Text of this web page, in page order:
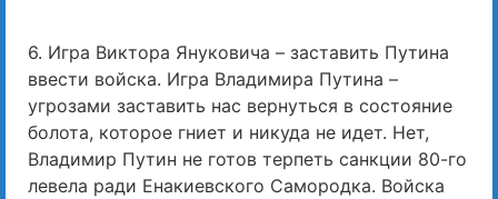
6. Игра Виктора Януковича – заставить Путина
ввести войска. Игра Владимира Путина –
угрозами заставить нас вернуться в состояние
болота, которое гниет и никуда не идет. Нет,
Владимир Путин не готов терпеть санкции 80-го
левела ради Енакиевского Самородка. Войска